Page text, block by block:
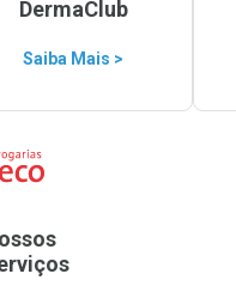
DermaClub
Saiba Mais >